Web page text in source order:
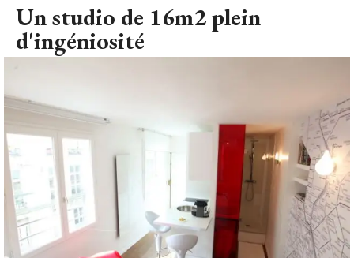
Un studio de 16m2 plein
d'ingéniosité